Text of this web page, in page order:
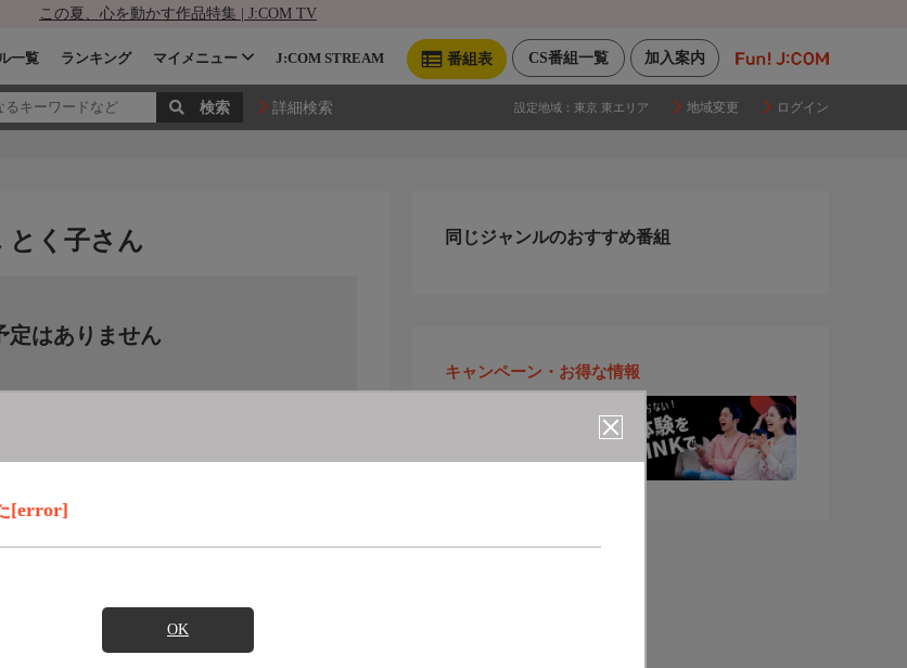
この夏、心を動かす作品特集 | J:COM TV
加入案内
CS番組一覧
番組表
一覧 ランキング マイメニュー J:COM STREAM
詳細検索 設定地域： 東京 東エリア 地域変更 ログイン
[error]
OK
とく子さん
定はありません
同じジャンルのおすすめ番組
キャンペーン・お得な情報